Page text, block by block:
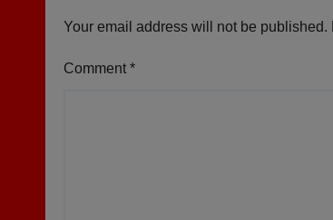
Your email address will not be published.
Comment *